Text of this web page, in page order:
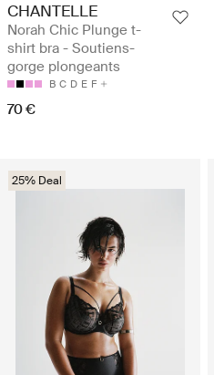
CHANTELLE
Norah Chic Plunge t-
shirt bra - Soutiens-
gorge plongeants
B C D E F
70 €
25% Deal